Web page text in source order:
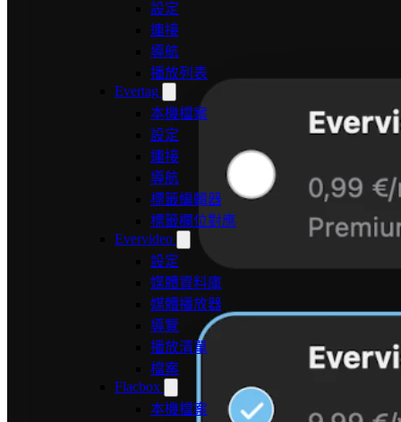
設定
連接
導航
播放列表
Evertag
本機檔案
設定
連接
導航
標籤編輯器
標籤欄位對應
Evervideo
設定
媒體資料庫
媒體播放器
導覽
播放清單
檔案
Flacbox
本機檔案